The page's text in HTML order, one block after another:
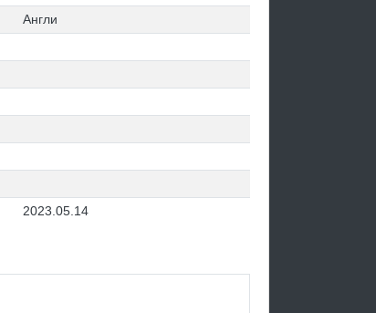
Англи
2023.05.14